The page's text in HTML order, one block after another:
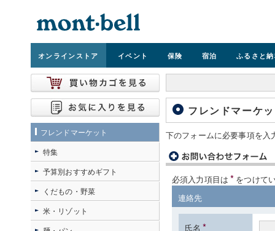
オンラインストア イベント 保険 宿泊 ふるさと
フレンドマーケ
下のフォームに必要事項を入
必須入力項目は * をつけて
連絡先
氏名 *
フレンドマーケット
特集
予算別おすすめギフト
くだもの・野菜
米・リゾット